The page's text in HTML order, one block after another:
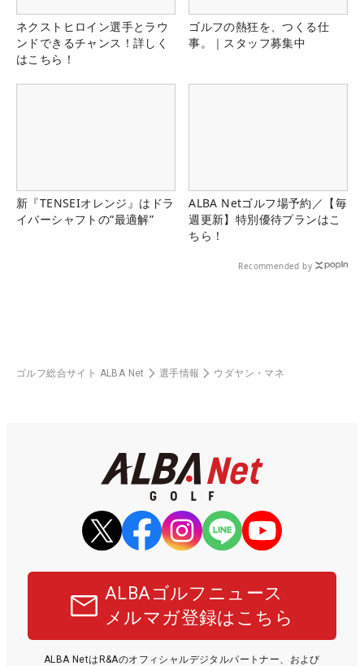
ネクストヒロイン選手とラウ
ンドできるチャンス！詳しく
はこちら！
ゴルフの熱狂を、つくる仕
事。｜スタッフ募集中
新『TENSEIオレンジ』はドラ
イバーシャフトの“最適解”
ALBA Netゴルフ場予約／【毎
週更新】特別優待プランはこ
ちら！
Recommended by
ゴルフ総合サイト ALBA Net 選手情報 ウダヤン・マネ
ALBAゴルフニュース
メルマガ登録はこちら
ALBA NetはR&Aのオフィシャルデジタルパートナー、および